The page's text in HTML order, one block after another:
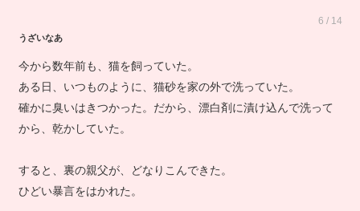
6 / 14
うざいなあ
今から数年前も、猫を飼っていた。
ある日、いつものように、猫砂を家の外で洗っていた。
確かに臭いはきつかった。だから、漂白剤に漬け込んで洗って
から、乾かしていた。
すると、裏の親父が、どなりこんできた。
ひどい暴言をはかれた。